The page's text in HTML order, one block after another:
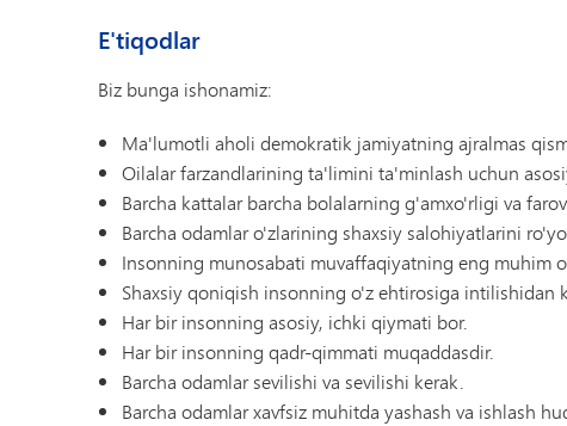
E'tiqodlar
Biz bunga ishonamiz:
Ma'lumotli aholi demokratik jamiyatning ajralmas
Oilalar farzandlarining ta'limini ta'minlash uchun
Barcha kattalar barcha bolalarning g'amxo'rligi va
Barcha odamlar o'zlarining shaxsiy salohiyatlarini
Insonning munosabati muvaffaqiyatning eng muhim
Shaxsiy qoniqish insonning o'z ehtirosiga intilishidan
Har bir insonning asosiy, ichki qiymati bor.
Har bir insonning qadr-qimmati muqaddasdir.
Barcha odamlar sevilishi va sevilishi kerak.
Barcha odamlar xavfsiz muhitda yashash va ishlash